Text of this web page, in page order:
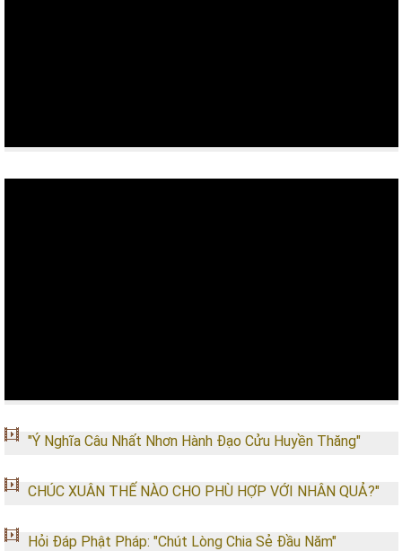
"Ý Nghĩa Câu Nhất Nhơn Hành Đạo Cửu Huyền Thăng"
CHÚC XUÂN THẾ NÀO CHO PHÙ HỢP VỚI NHÂN QUẢ?"
Hỏi Đáp Phật Pháp: "Chút Lòng Chia Sẻ Đầu Năm"